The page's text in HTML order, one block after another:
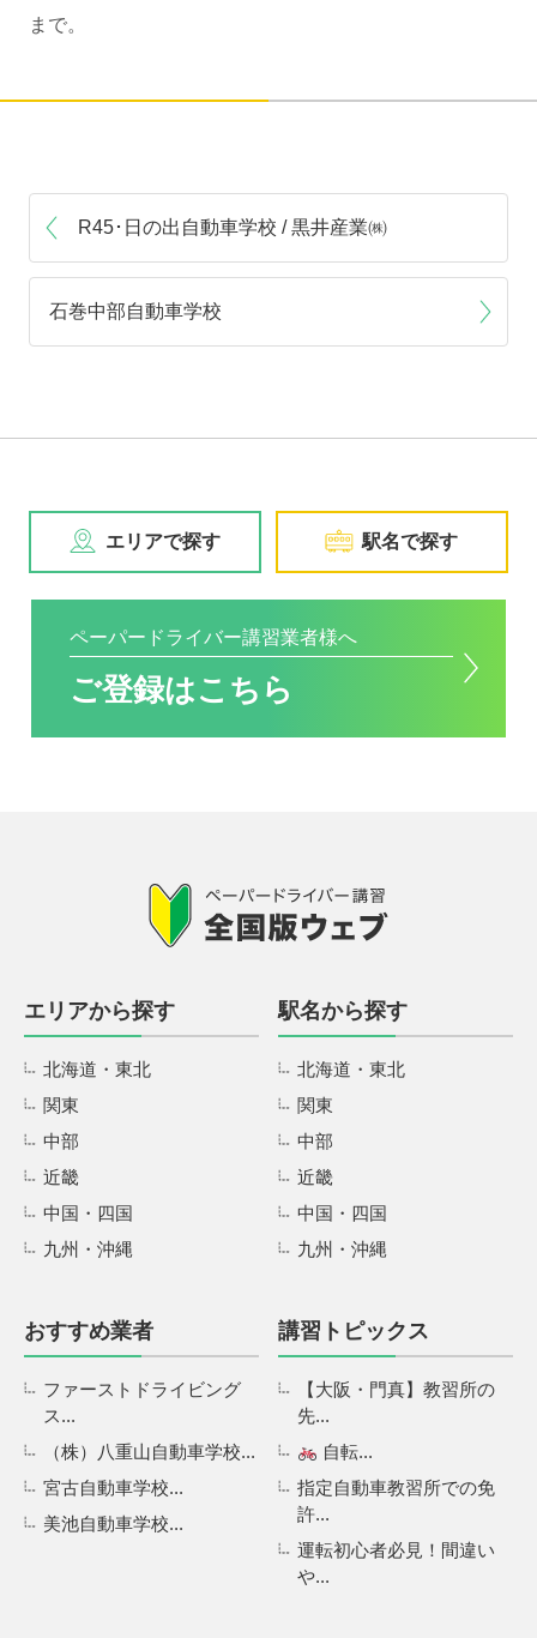
まで。
R45･日の出自動車学校 / 黒井産業㈱
石巻中部自動車学校
エリアで探す 駅名で探す
ペーパードライバー講習業者様へ
ご登録はこちら
エリアから探す
北海道・東北
関東
中部
近畿
中国・四国
九州・沖縄
駅名から探す
北海道・東北
関東
中部
近畿
中国・四国
九州・沖縄
おすすめ業者
ファーストドライビング
ス...
（株）八重山自動車学校...
宮古自動車学校...
美池自動車学校...
講習トピックス
【大阪・門真】教習所の
先...
自転...
指定自動車教習所での免
許...
運転初心者必見！間違い
や...